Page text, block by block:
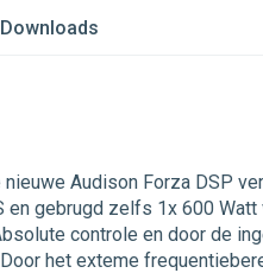
Downloads
Audison Forza DSP
en gebrugd zelfs 1x 600
controle en door de
het exteme